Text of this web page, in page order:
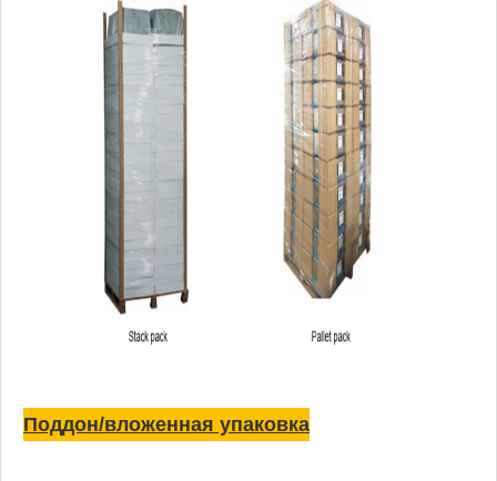
Поддон/вложенная упаковка